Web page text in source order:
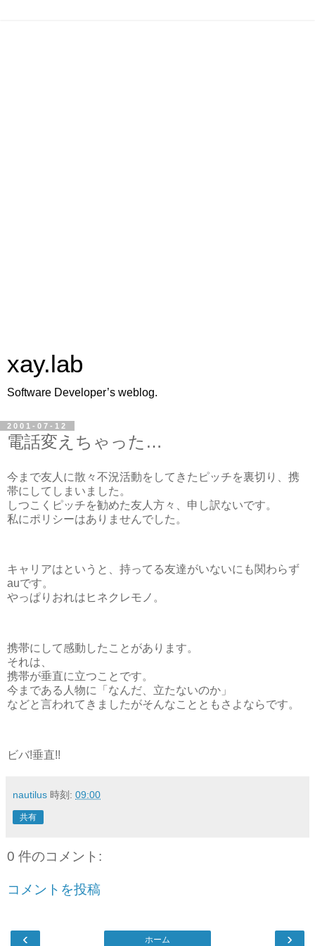
xay.lab
Software Developer’s weblog.
2001-07-12
電話変えちゃった…
今まで友人に散々不況活動をしてきたピッチを裏切り、携
帯にしてしまいました。
しつこくピッチを勧めた友人方々、申し訳ないです。
私にポリシーはありませんでした。
キャリアはというと、持ってる友達がいないにも関わらず
auです。
やっぱりおれはヒネクレモノ。
携帯にして感動したことがあります。
それは、
携帯が垂直に立つことです。
今まである人物に「なんだ、立たないのか」
などと言われてきましたがそんなことともさよならです。
ビバ!垂直!!
nautilus 時刻: 09:00
共有
0 件のコメント:
コメントを投稿
‹ ›
ホーム